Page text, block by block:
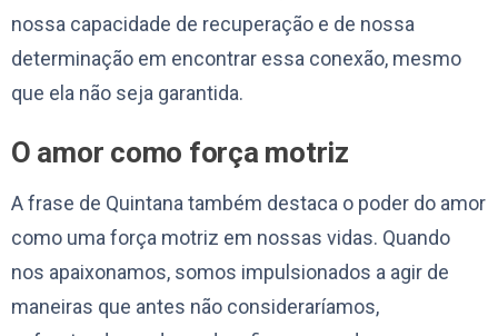
nossa capacidade de recuperação e de nossa
determinação em encontrar essa conexão, mesmo
que ela não seja garantida.
O amor como força motriz
A frase de Quintana também destaca o poder do amor
como uma força motriz em nossas vidas. Quando
nos apaixonamos, somos impulsionados a agir de
maneiras que antes não consideraríamos,